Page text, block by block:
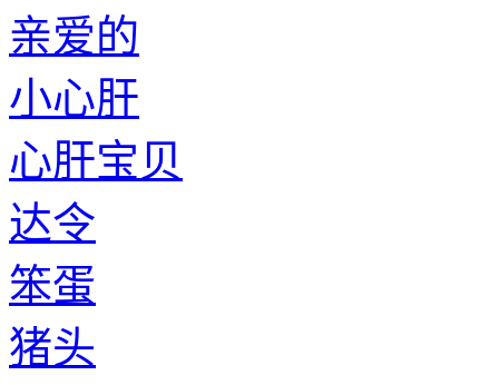
亲爱的
小心肝
心肝宝贝
达令
笨蛋
猪头